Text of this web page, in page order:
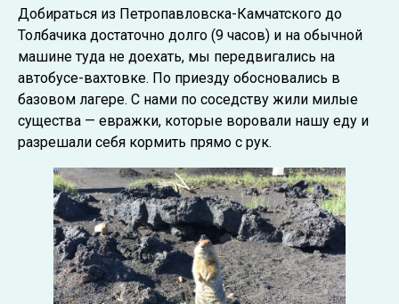
Добираться из Петропавловска-Камчатского до
Толбачика достаточно долго (9 часов) и на обычной
машине туда не доехать, мы передвигались на
автобусе-вахтовке. По приезду обосновались в
базовом лагере. С нами по соседству жили милые
существа — евражки, которые воровали нашу еду и
разрешали себя кормить прямо с рук.